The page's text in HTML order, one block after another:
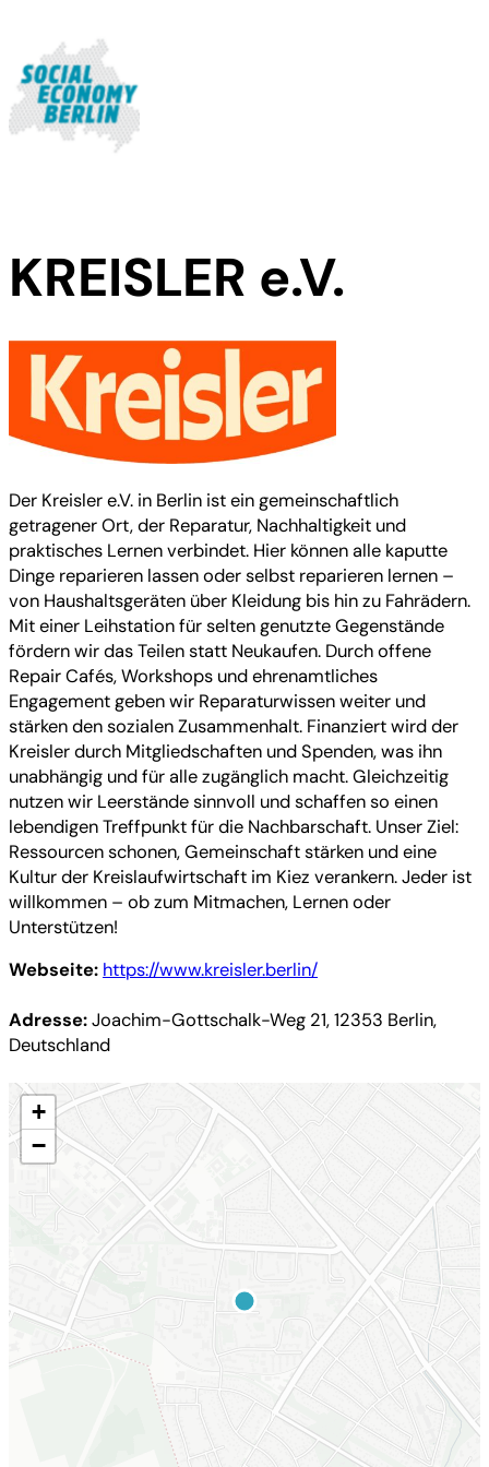
KREISLER e.V.
Der Kreisler e.V. in Berlin ist ein gemeinschaftlich
getragener Ort, der Reparatur, Nachhaltigkeit und
praktisches Lernen verbindet. Hier können alle kaputte
Dinge reparieren lassen oder selbst reparieren lernen –
von Haushaltsgeräten über Kleidung bis hin zu Fahrädern.
Mit einer Leihstation für selten genutzte Gegenstände
fördern wir das Teilen statt Neukaufen. Durch offene
Repair Cafés, Workshops und ehrenamtliches
Engagement geben wir Reparaturwissen weiter und
stärken den sozialen Zusammenhalt. Finanziert wird der
Kreisler durch Mitgliedschaften und Spenden, was ihn
unabhängig und für alle zugänglich macht. Gleichzeitig
nutzen wir Leerstände sinnvoll und schaffen so einen
lebendigen Treffpunkt für die Nachbarschaft. Unser Ziel:
Ressourcen schonen, Gemeinschaft stärken und eine
Kultur der Kreislaufwirtschaft im Kiez verankern. Jeder ist
willkommen – ob zum Mitmachen, Lernen oder
Unterstützen!
Webseite: https://www.kreisler.berlin/
Adresse:Joachim-Gottschalk-Weg 21, 12353 Berlin,
Deutschland
+
−